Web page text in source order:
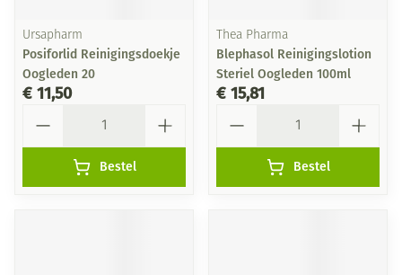
Ursapharm
Posiforlid Reinigingsdoekje
Oogleden 20
€ 11,50
Bestel
Thea Pharma
Blephasol Reinigingslotion
Steriel Oogleden 100ml
€ 15,81
Bestel